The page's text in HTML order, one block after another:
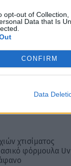
opt-out of
Data that Is
CONFIRM
Data
χτισίματος
φόρμουλα